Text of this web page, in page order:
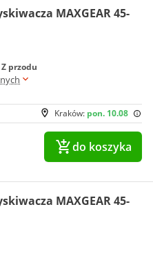
MAXGEAR 45-
Z przodu
Kraków: pon. 10.08
do koszyka
MAXGEAR 45-